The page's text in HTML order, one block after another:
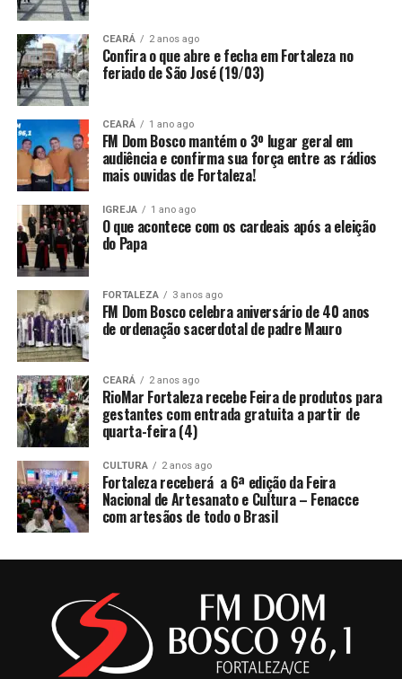
CEARÁ 2 anos ago
Confira o que abre e fecha em Fortaleza no
feriado de São José (19/03)
CEARÁ 1 ano ago
FM Dom Bosco mantém o 3º lugar geral em
audiência e confirma sua força entre as rádios
mais ouvidas de Fortaleza!
IGREJA 1 ano ago
O que acontece com os cardeais após a eleição
do Papa
FORTALEZA 3 anos ago
FM Dom Bosco celebra aniversário de 40 anos
de ordenação sacerdotal de padre Mauro
CEARÁ 2 anos ago
RioMar Fortaleza recebe Feira de produtos para
gestantes com entrada gratuita a partir de
quarta-feira (4)
CULTURA 2 anos ago
Fortaleza receberá a 6ª edição da Feira
Nacional de Artesanato e Cultura – Fenacce
com artesãos de todo o Brasil